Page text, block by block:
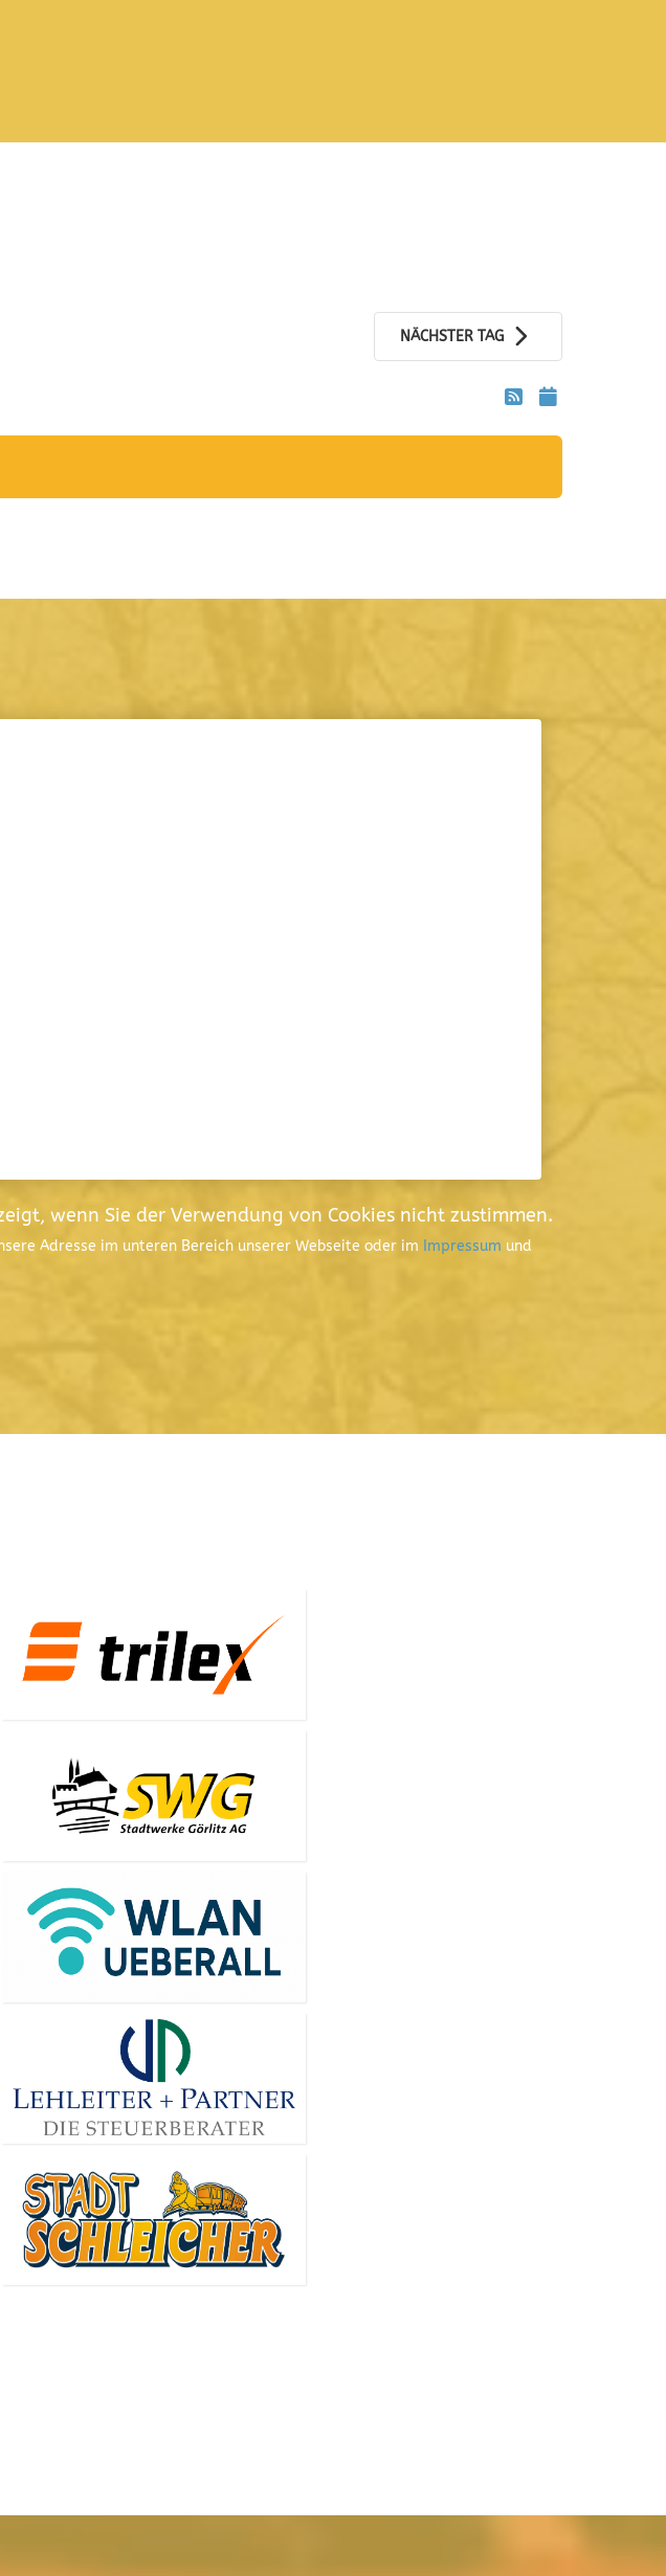
NÄCHSTER TAG
wenn Sie der Verwendung von Cookies nicht zustimmen.
Adresse im unteren Bereich unserer Webseite oder im Impressum und